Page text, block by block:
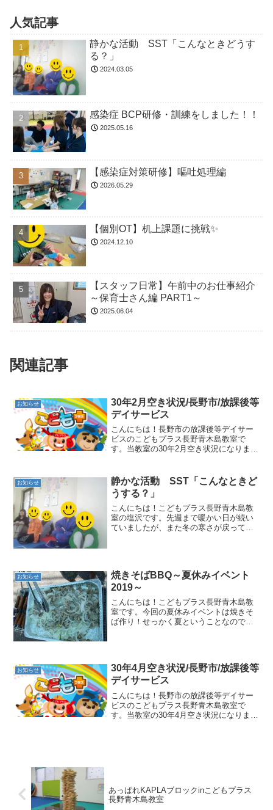
人気記事
静かな活動 SST「こんなときどうす
る？」
2024.03.05
感染症 BCP研修・訓練をしました！！
2025.05.16
【感染症対策研修】嘔吐処理編
2026.05.29
【個別OT】机上課題に挑戦✨
2024.12.10
【スタッフ日常】午前中のお仕事紹介
～保育士さん編 PART1～
2025.06.04
関連記事
お知らせ
30年2月空き状況/長野市/放課後等
デイサービス
こんにちは！長野市の放課後等デイサー
ビスのこどもプラス長野青木島教室で
す。当教室の30年2月空き状況になりま
室までお気軽にご連絡ください。＜空き
があり利用可能な日＞16...
お知らせ
静かな活動 SST「こんなときど
うする？」
こんにちは！こどもプラス長野青木島教
室の塩沢です。先週まで暖かい日が続い
ていましたが、また冬の寒さが戻ってき
お知らせ
焼きそばBBQ～夏休みイベント
2019～
こんにちは！こどもプラス長野青木島教
室です。今回の夏休みイベントは焼きそ
ば作り！せっかく夏ということなので今
してもらい、とっても助...
お知らせ
30年4月空き状況/長野市/放課後等
デイサービス
こんにちは！長野市の放課後等デイサー
ビスのこどもプラス長野青木島教室で
す。当教室の30年4月空き状況になりま
あっぱれKAPLAブロックinこどもプラス
長野青木島教室